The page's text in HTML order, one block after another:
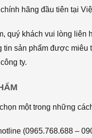
hãng đầu tiên tại
quý khách vui lòng liên
tin sản phẩm được
ty.
một trong những
(0965.768.688 –